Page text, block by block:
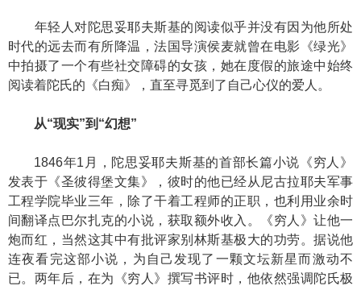
年轻人对陀思妥耶夫斯基的阅读似乎并没有因为他所处
时代的远去而有所降温，法国导演侯麦就曾在电影《绿光》
中拍摄了一个有些社交障碍的女孩，她在度假的旅途中始终
阅读着陀氏的《白痴》，直至寻觅到了自己心仪的爱人。
从“现实”到“幻想”
1846年1月，陀思妥耶夫斯基的首部长篇小说《穷人》
发表于《圣彼得堡文集》，彼时的他已经从尼古拉耶夫军事
工程学院毕业三年，除了干着工程师的正职，也利用业余时
间翻译点巴尔扎克的小说，获取额外收入。《穷人》让他一
炮而红，当然这其中有批评家别林斯基极大的功劳。据说他
连夜看完这部小说，为自己发现了一颗文坛新星而激动不
已。两年后，在为《穷人》撰写书评时，他依然强调陀氏极